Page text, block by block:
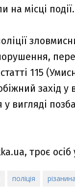
на місці події.
115
захід
вигляді
троє
поліція різанина